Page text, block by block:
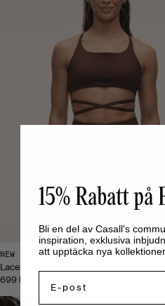
NEW IN
Lace-Up Strap Top - Dark Brown
699 kr
15% Rabatt på
Bli en del av Casall's
inspiration, exklusiva
att upptäcka nya kollektioner.